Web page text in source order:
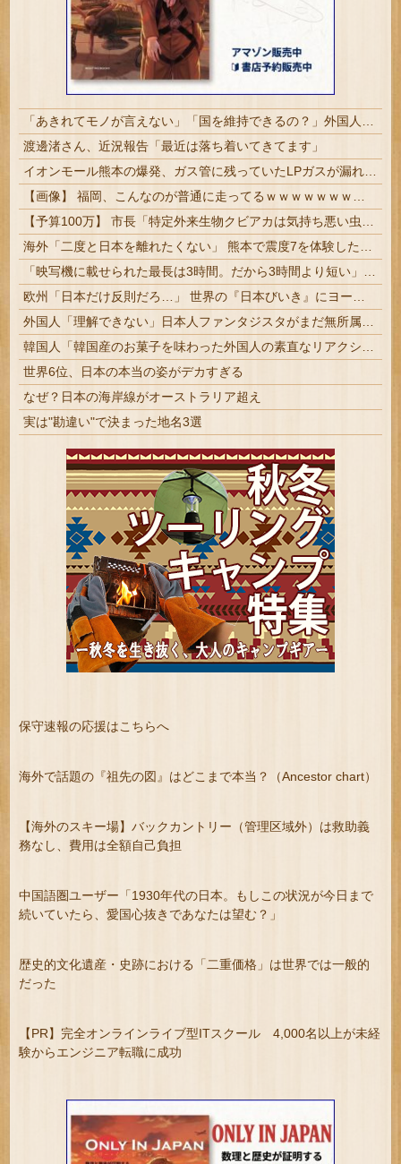
渡邊渚さん、近況報告「最近は落ち着いてきてます」
世界6位、日本の本当の姿がデカすぎる
なぜ？日本の海岸線がオーストラリア超え
実は"勘違い"で決まった地名3選
保守速報の応援はこちらへ
海外で話題の『祖先の図』はどこまで本当？（Ancestor chart）
【海外のスキー場】バックカントリー（管理区域外）は救助義
務なし、費用は全額自己負担
中国語圏ユーザー「1930年代の日本。もしこの状況が今日まで
続いていたら、愛国心抜きであなたは望む？」
歴史的文化遺産・史跡における「二重価格」は世界では一般的
だった
【PR】完全オンラインライブ型ITスクール 4,000名以上が未経
験からエンジニア転職に成功